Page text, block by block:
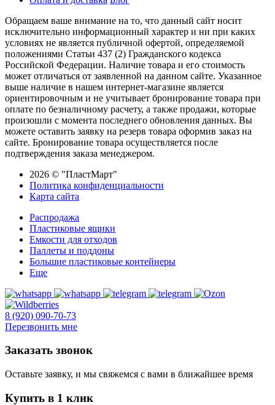
Обращаем ваше внимание на то, что данный сайт носит
исключительно информационный характер и ни при каких
условиях не является публичной офертой, определяемой
положениями Статьи 437 (2) Гражданского кодекса
Российской Федерации. Наличие товара и его стоимость
может отличаться от заявленной на данном сайте. Указанное
выше наличие в нашем интернет-магазине является
ориентировочным и не учитывает бронирование товара при
оплате по безналичному расчету, а также продажи, которые
произошли с момента последнего обновления данных. Вы
можете оставить заявку на резерв товара оформив заказ на
сайте. Бронирование товара осуществляется после
подтверждения заказа менеджером.
2026 © "ПластМарт"
Политика конфиденциальности
Карта сайта
Распродажа
Пластиковые ящики
Емкости для отходов
Паллеты и поддоны
Большие пластиковые контейнеры
Еще
8 (920) 090-70-73
Перезвонить мне
Заказать звонок
Оставьте заявку, и мы свяжемся с вами в ближайшее время
Купить в 1 клик